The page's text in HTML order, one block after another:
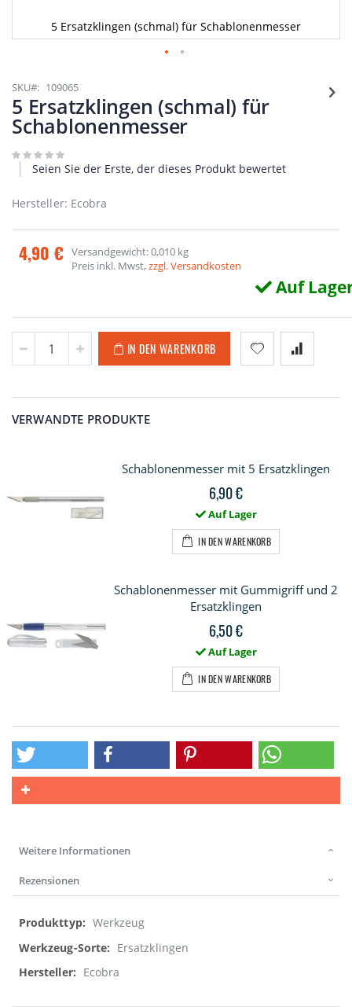
5 Ersatzklingen (schmal) für Schablonenmesser
Anfang
der
Bildgalerie
springen
SKU 109065
5 Ersatzklingen (schmal) für
Schablonenmesser
Seien Sie der Erste, der dieses Produkt bewertet
Hersteller: Ecobra
4,90 € Versandgewicht: 0,010 kg
Preis inkl. Mwst,zzgl. Versandkosten
Auf
IN DEN WARENKORB
VERWANDTE PRODUKTE
Schablonenmesser mit 5 Ersatzklingen
6,90 €
Auf Lager
IN DEN WARENKORB
Schablonenmesser mit Gummigriff und 2
Ersatzklingen
6,50 €
Auf Lager
IN DEN WARENKORB
Weitere Informationen
Rezensionen
Weitere
Informationen
Werkzeug
Ersatzklingen
Ecobra